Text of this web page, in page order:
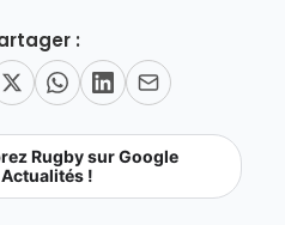
:
Rugby sur Google
Actualités !